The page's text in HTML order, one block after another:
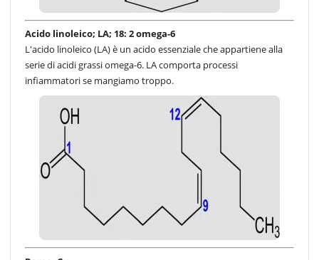
Acido linoleico; LA; 18: 2 omega-6
L'acido linoleico (LA) è un acido essenziale che appartiene alla
serie di acidi grassi omega-6. LA comporta processi
infiammatori se mangiamo troppo.